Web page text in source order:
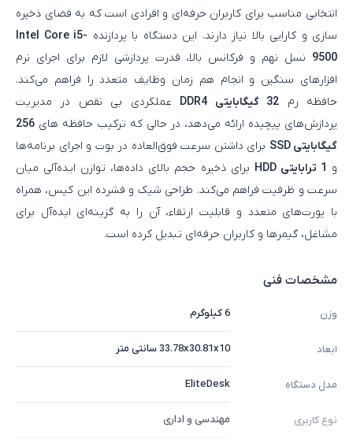
انتخابی مناسب برای کاربران حرفه‌ای و افرادی است که به فضای ذخیره‌
سازی و کارایی بالا نیاز دارند. این دستگاه با پردازنده Intel Core i5-
9500 نسل نهم و فرکانس بالا، قدرت پردازشی لازم برای اجرای نرم‌
افزارهای سنگین و انجام هم‌ زمان وظایف متعدد را فراهم می‌کند.
حافظه رم 32 گیگابایتی DDR4
عملکردی بی‌ نقص در مدیریت
پردازش‌های پیچیده ارائه می‌دهد، در حالی‌ که ترکیب حافظه های 256
گیگابایتی SSD
برای داشتن سرعت فوق‌العاده در بوت و اجرای برنامه‌ها
و 1 ترابایتی HDD
برای ذخیره حجم بالای داده‌ها، توازن ایده‌آلی میان
سرعت و ظرفیت فراهم می‌کند. طراحی شیک و فشرده این کیس، همراه
با پورت‌های متعدد و قابلیت ارتقاء، آن را به گزینه‌ای ایده‌آل برای
مشاغل، گیمرها و کاربران حرفه‌ای تبدیل کرده است.
مشخصات فنی
وزن 6 کیلوگرم
ابعاد 33.78x30.81x10 سانتی متر
مدل دستگاه EliteDesk
نوع کاربری مهندسی و اداری